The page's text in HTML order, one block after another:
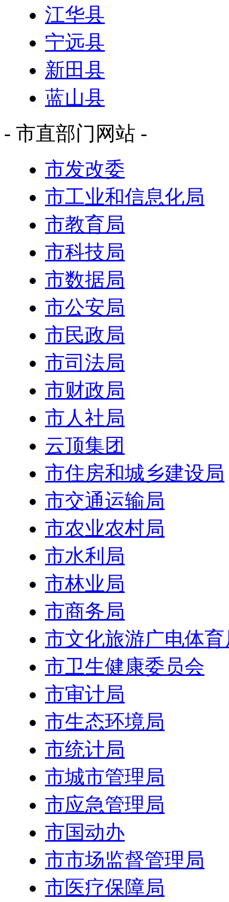
江华县
宁远县
新田县
蓝山县
- 市直部门网站 -
市发改委
市工业和信息化局
市教育局
市科技局
市数据局
市公安局
市民政局
市司法局
市财政局
市人社局
云顶集团
市住房和城乡建设局
市交通运输局
市农业农村局
市水利局
市林业局
市商务局
市文化旅游广电体育
市卫生健康委员会
市审计局
市生态环境局
市统计局
市城市管理局
市应急管理局
市国动办
市市场监督管理局
市医疗保障局